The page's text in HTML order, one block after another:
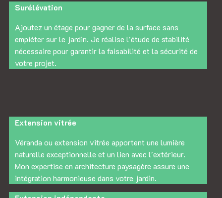
Surélévation
Ajoutez un étage pour gagner de la surface sans
empiéter sur le jardin. Je réalise l'étude de stabilité
nécessaire pour garantir la faisabilité et la sécurité de
votre projet.
Extension vitrée
Véranda ou extension vitrée apportent une lumière
naturelle exceptionnelle et un lien avec l'extérieur.
Mon expertise en architecture paysagère assure une
intégration harmonieuse dans votre jardin.